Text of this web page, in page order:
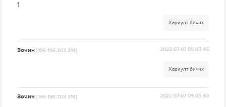
1
Хариулт бичих
Зочин[196.196.203.214] 2022-07-07 09:03:45
Хариулт бичих
Зочин[196.196.203.214] 2022-07-07 09:03:40